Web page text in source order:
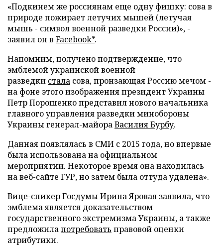
«Подкинем же россиянам еще одну фишку: сова в
природе пожирает летучих мышей (летучая
мышь - символ военной разведки России)», -
заявил он в Facebook*.
Напомним, получено подтверждение, что
эмблемой украинской военной
разведки стала сова, пронзающая Россию мечом -
на фоне этого изображения президент Украины
Петр Порошенко представил нового начальника
главного управления разведки минобороны
Украины генерал-майораВасилия Бурбу.
Данная появлялась в СМИ с 2015 года, но впервые
была использована на официальном
мероприятии. Некоторое время она находилась
на веб-сайте ГУР, но затем была оттуда удалена».
Вице-спикер Госдумы Ирина Яровая заявила, что
эмблема является доказательством
государственного экстремизма Украины, а также
предложилапотребовать правовой оценки
атрибутики.